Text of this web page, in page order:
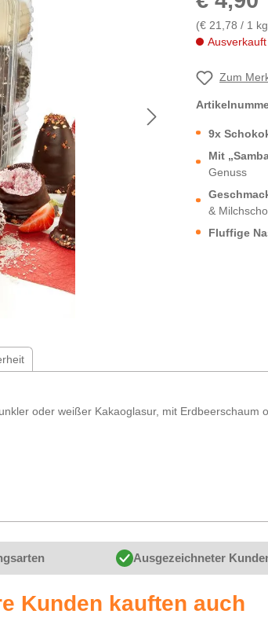
(€ 21,78 / 1
Ausverkauft
Zum
9x
Mit
Genuss
&
Fluffige
oder weißer Kakaoglasur, mit Erdbeerschaum
Ausgezeichneter
Kunden kauften auch